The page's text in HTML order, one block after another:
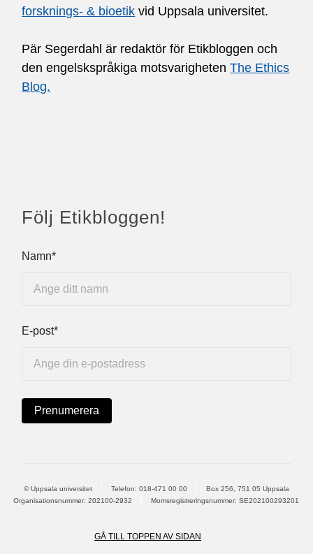
forsknings- & bioetik vid Uppsala universitet.
Pär Segerdahl är redaktör för Etikbloggen och
den engelskspråkiga motsvarighetenThe Ethics
Blog.
Följ Etikbloggen!
Namn*
E-post*
© Uppsala universitet Telefon: 018-471 00 00
Box 256, 751 05 Uppsala
Organisationsnummer: 202100-2932
Momsregistreringsnummer: SE202100293201
GÅ TILL TOPPEN AV SIDAN